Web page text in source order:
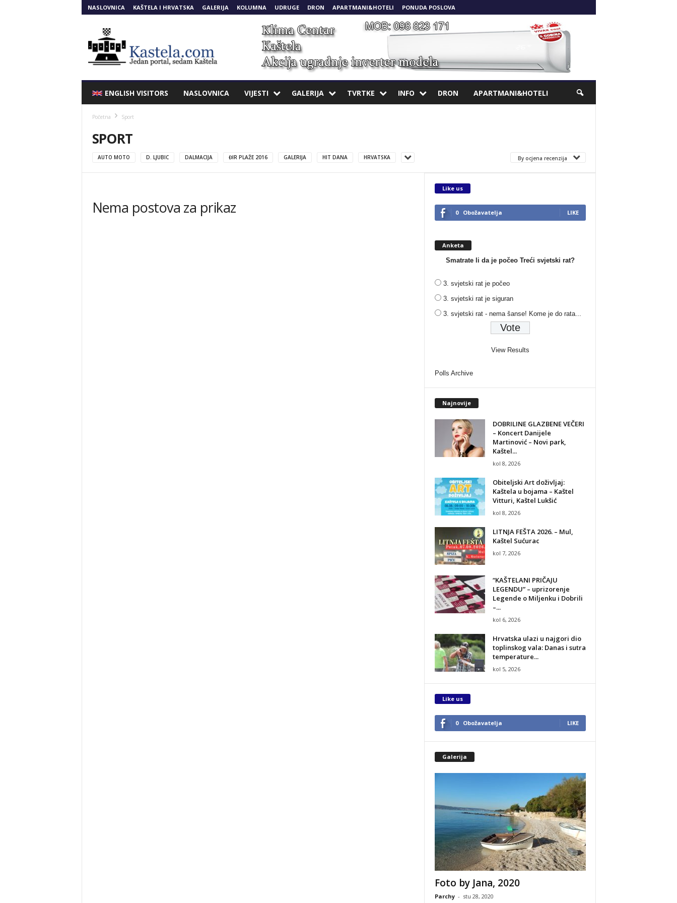
NASLOVNICA KAŠTELA I HRVATSKA GALERIJA KOLUMNA UDRUGE DRON APARTMANI&HOTELI PONUDA POSLOVA
ENGLISH VISITORS NASLOVNICA VIJESTI GALERIJA TVRTKE INFO DRON APARTMANI&HOTELI
Početna Sport
SPORT
AUTO MOTO D. LJUBIC DALMACIJA ĐIR PLAŽE 2016 GALERIJA HIT DANA HRVATSKA By ocjena recenzija
Nema postova za prikaz
Like us
0 Obožavatelja LIKE
Anketa
Smatrate li da je počeo Treći svjetski rat?
3. svjetski rat je počeo
3. svjetski rat je siguran
3. svjetski rat - nema šanse! Kome je do rata...
View Results
Polls Archive
Najnovije
DOBRILINE GLAZBENE VEČERI
– Koncert Danijele
Martinović – Novi park,
Kaštel...
kol 8, 2026
Obiteljski Art doživljaj:
Kaštela u bojama – Kaštel
Vitturi, Kaštel Lukšić
kol 8, 2026
LITNJA FEŠTA 2026. – Mul,
Kaštel Sućurac
kol 7, 2026
“KAŠTELANI PRIČAJU
LEGENDU” – uprizorenje
Legende o Miljenku i Dobrili
–...
kol 6, 2026
Hrvatska ulazi u najgori dio
toplinskog vala: Danas i sutra
temperature...
kol 5, 2026
Like us
0 Obožavatelja LIKE
Galerija
Foto by Jana, 2020
Parchy - stu 28, 2020